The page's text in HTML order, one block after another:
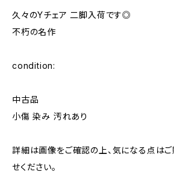
久々のYチェア 二脚入荷です◎
不朽の名作
condition:
中古品
小傷 染み 汚れあり
詳細は画像をご確認の上、気になる点は
せください。